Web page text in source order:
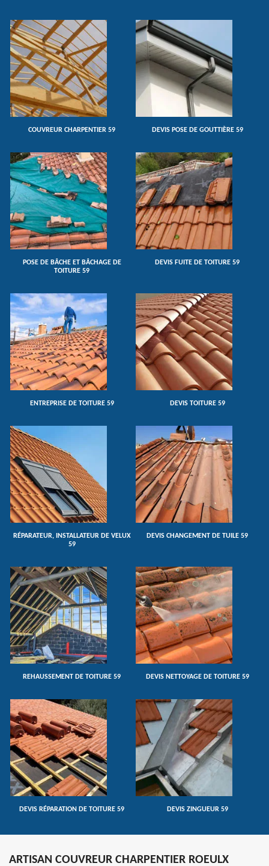
COUVREUR CHARPENTIER 59 DEVIS POSE DE GOUTTIÈRE 59
POSE DE BÂCHE ET BÂCHAGE DE
TOITURE 59
DEVIS FUITE DE TOITURE 59
ENTREPRISE DE TOITURE 59 DEVIS TOITURE 59
RÉPARATEUR, INSTALLATEUR DE VELUX
59
DEVIS CHANGEMENT DE TUILE 59
REHAUSSEMENT DE TOITURE 59 DEVIS NETTOYAGE DE TOITURE 59
DEVIS RÉPARATION DE TOITURE 59 DEVIS ZINGUEUR 59
ARTISAN COUVREUR CHARPENTIER ROEULX